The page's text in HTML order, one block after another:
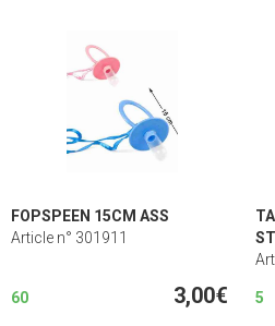
FOPSPEEN 15CM ASS
Article n° 301911
60 3,00€ 5